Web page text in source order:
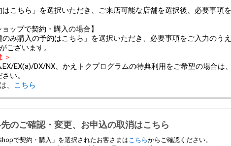
はこちら」を選択いただき、ご来店可能な店舗を選択後、必要事項
ップで契約・購入の場合】
のみ購入の予約はこちら」を選択いただき、必要事項をご入力のう
ございます。
＞
EX/EX(a)/DX/NX、かえトクプログラムの特典利用をご希望の場合は
い。
、
こちら
のご確認・変更、お申込の取消はこちら
で契約・購入」を選択されたお客さまはこちらからご確認ください。